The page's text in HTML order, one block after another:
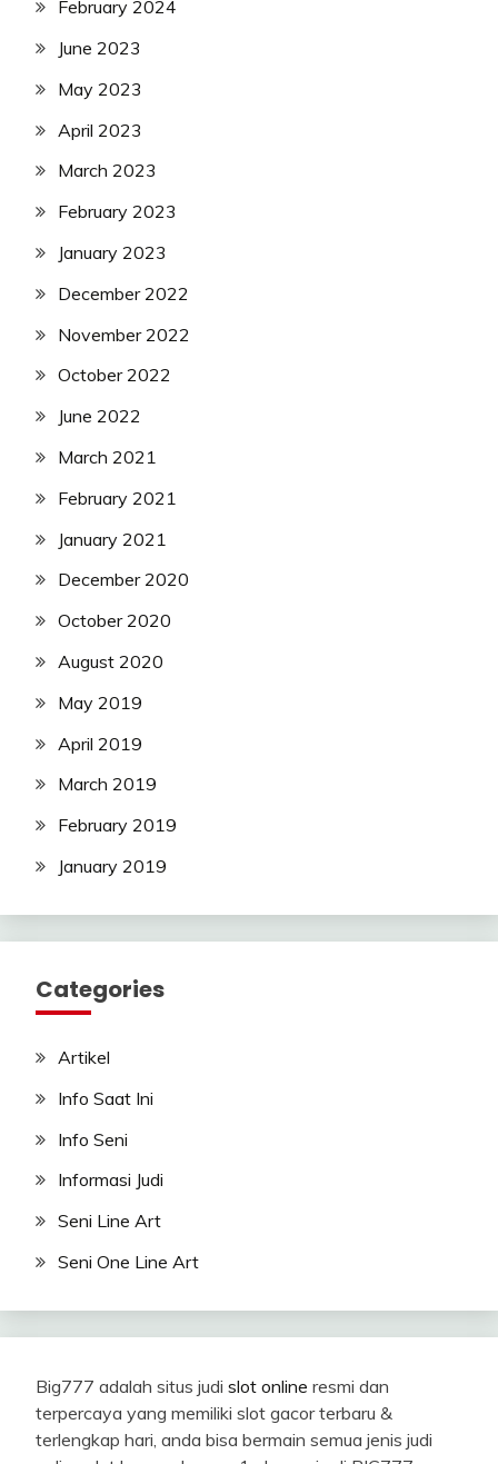
February 2024
June 2023
May 2023
April 2023
March 2023
February 2023
January 2023
December 2022
November 2022
October 2022
June 2022
March 2021
February 2021
January 2021
December 2020
October 2020
August 2020
May 2019
April 2019
March 2019
February 2019
January 2019
Categories
Artikel
Info Saat Ini
Info Seni
Informasi Judi
Seni Line Art
Seni One Line Art
Big777 adalah situs judi slot online resmi dan
terpercaya yang memiliki slot gacor terbaru &
terlengkap hari, anda bisa bermain semua jenis judi